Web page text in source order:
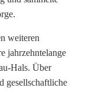
weiteren
jahrzehntelange
Hals. Über
gesellschaftliche